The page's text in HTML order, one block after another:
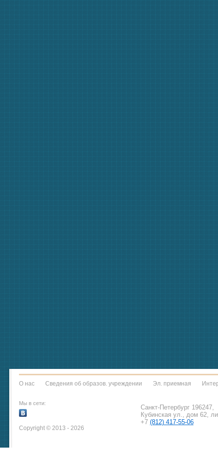
О нас Сведения об образов. учреждении Эл. приемная
Мы в сети:
Copyright © 2013 - 2026
Санкт-Петербург 196247,
Кубинская ул., дом 62,
+7 (812) 417-55-06